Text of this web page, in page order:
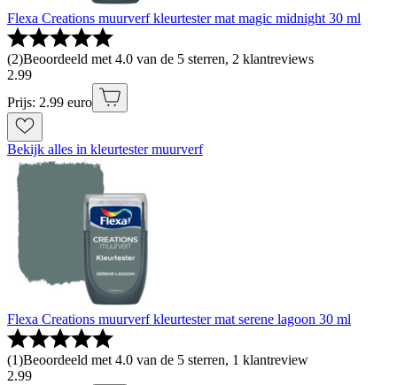
Flexa Creations muurverf kleurtester mat magic midnight 30 ml
(2)Beoordeeld met 4.0 van de 5 sterren, 2 klantreviews
2.99
Prijs: 2.99 euro
Bekijk alles in kleurtester muurverf
Flexa Creations muurverf kleurtester mat serene lagoon 30 ml
(1)Beoordeeld met 4.0 van de 5 sterren, 1 klantreview
2.99